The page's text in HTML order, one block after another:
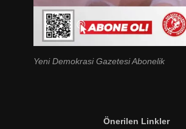
Yeni Demokrasi Gazetesi Abonelik
Önerilen Linkler